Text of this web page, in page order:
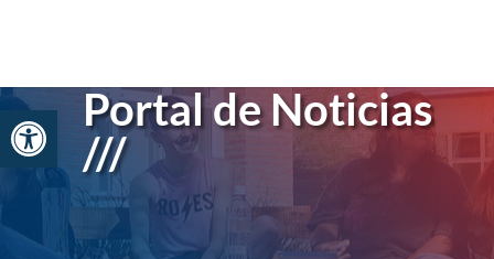
Abrir barra de herramientas
Portal de Noticias
///